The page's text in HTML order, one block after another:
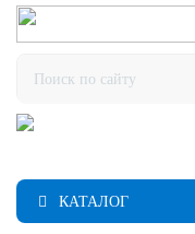
КАТАЛОГ